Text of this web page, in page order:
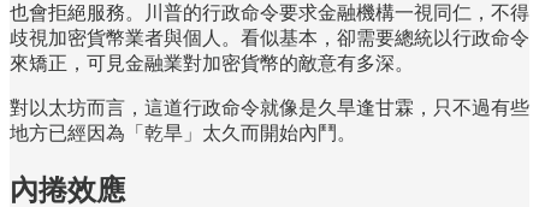
也會拒絕服務。川普的行政命令要求金融機構一視同仁，不得
歧視加密貨幣業者與個人。看似基本，卻需要總統以行政命令
來矯正，可見金融業對加密貨幣的敵意有多深。
對以太坊而言，這道行政命令就像是久旱逢甘霖，只不過有些
地方已經因為「乾旱」太久而開始內鬥。
內捲效應